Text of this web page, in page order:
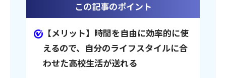
この記事のポイント
【メリット】時間を自由に効率的に使
えるので、自分のライフスタイルに合
わせた高校生活が送れる